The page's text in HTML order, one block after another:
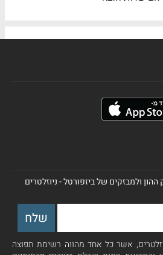
ולמבזקים של ביזפורטל - ניוזלטרים
אשר כל אחד מהווה רשימת תפוצה